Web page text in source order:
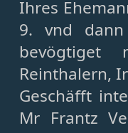
Ihres
9. vnd dann
bevögtiget
Reinthalern,
Geschäfft
Mr Frantz